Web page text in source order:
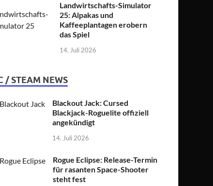
Landwirtschafts-Simulator
25: Alpakas und
Kaffeeplantagen erobern
das Spiel
14. Juli 2026
/ STEAM NEWS
Blackout Jack: Cursed
Blackjack-Roguelite offiziell
angekündigt
14. Juli 2026
Rogue Eclipse: Release-Termin
für rasanten Space-Shooter
steht fest